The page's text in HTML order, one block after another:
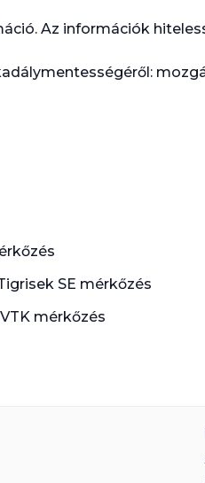
Az információk
SE mérkőzés
mérkőzés